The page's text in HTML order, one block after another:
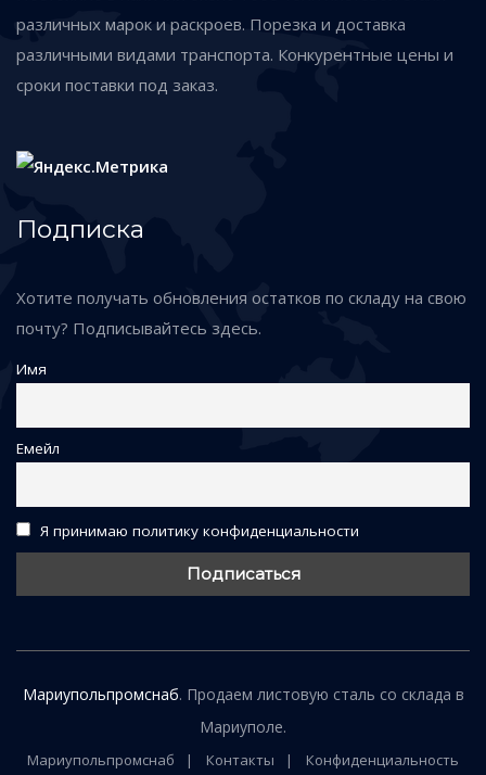
различных марок и раскроев. Порезка и доставка
различными видами транспорта. Конкурентные цены и
сроки поставки под заказ.
Подписка
Хотите получать обновления остатков по складу на свою
почту? Подписывайтесь здесь.
Имя
Емейл
Я принимаю политику конфиденциальности
Мариупольпромснаб. Продаем листовую сталь со склада в
Мариуполе.
Мариупольпромснаб Контакты Конфиденциальность